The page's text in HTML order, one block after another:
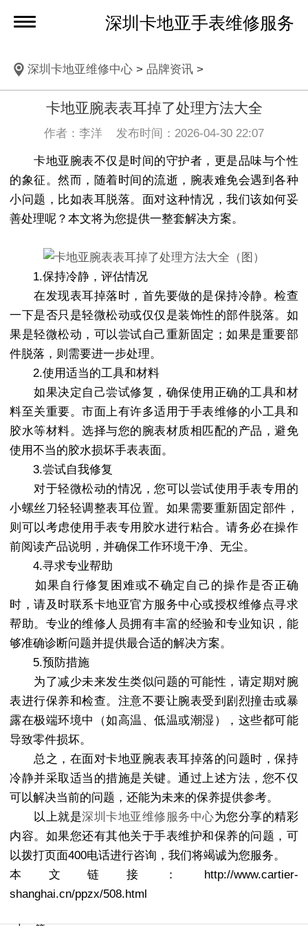
深圳卡地亚手表维修服务
深圳卡地亚维修中心> 品牌资讯>
卡地亚腕表表耳掉了处理方法大全
作者：李洋 发布时间：2026-04-30 22:07
卡地亚腕表不仅是时间的守护者，更是品味与个性
的象征。然而，随着时间的流逝，腕表难免会遇到各种
小问题，比如表耳脱落。面对这种情况，我们该如何妥
善处理呢？本文将为您提供一整套解决方案。
1.保持冷静，评估情况
在发现表耳掉落时，首先要做的是保持冷静。检查
一下是否只是轻微松动或仅仅是装饰性的部件脱落。如
果是轻微松动，可以尝试自己重新固定；如果是重要部
件脱落，则需要进一步处理。
2.使用适当的工具和材料
如果决定自己尝试修复，确保使用正确的工具和材
料至关重要。市面上有许多适用于手表维修的小工具和
胶水等材料。选择与您的腕表材质相匹配的产品，避免
使用不当的胶水损坏手表表面。
3.尝试自我修复
对于轻微松动的情况，您可以尝试使用手表专用的
小螺丝刀轻轻调整表耳位置。如果需要重新固定部件，
则可以考虑使用手表专用胶水进行粘合。请务必在操作
前阅读产品说明，并确保工作环境干净、无尘。
4.寻求专业帮助
如果自行修复困难或不确定自己的操作是否正确
时，请及时联系卡地亚官方服务中心或授权维修点寻求
帮助。专业的维修人员拥有丰富的经验和专业知识，能
够准确诊断问题并提供最合适的解决方案。
5.预防措施
为了减少未来发生类似问题的可能性，请定期对腕
表进行保养和检查。注意不要让腕表受到剧烈撞击或暴
露在极端环境中（如高温、低温或潮湿），这些都可能
导致零件损坏。
总之，在面对卡地亚腕表表耳掉落的问题时，保持
冷静并采取适当的措施是关键。通过上述方法，您不仅
可以解决当前的问题，还能为未来的保养提供参考。
以上就是深圳卡地亚维修服务中心为您分享的精彩
内容。如果您还有其他关于手表维护和保养的问题，可
以拨打页面400电话进行咨询，我们将竭诚为您服务。
本文链接：http://www.cartier-
shanghai.cn/ppzx/508.html